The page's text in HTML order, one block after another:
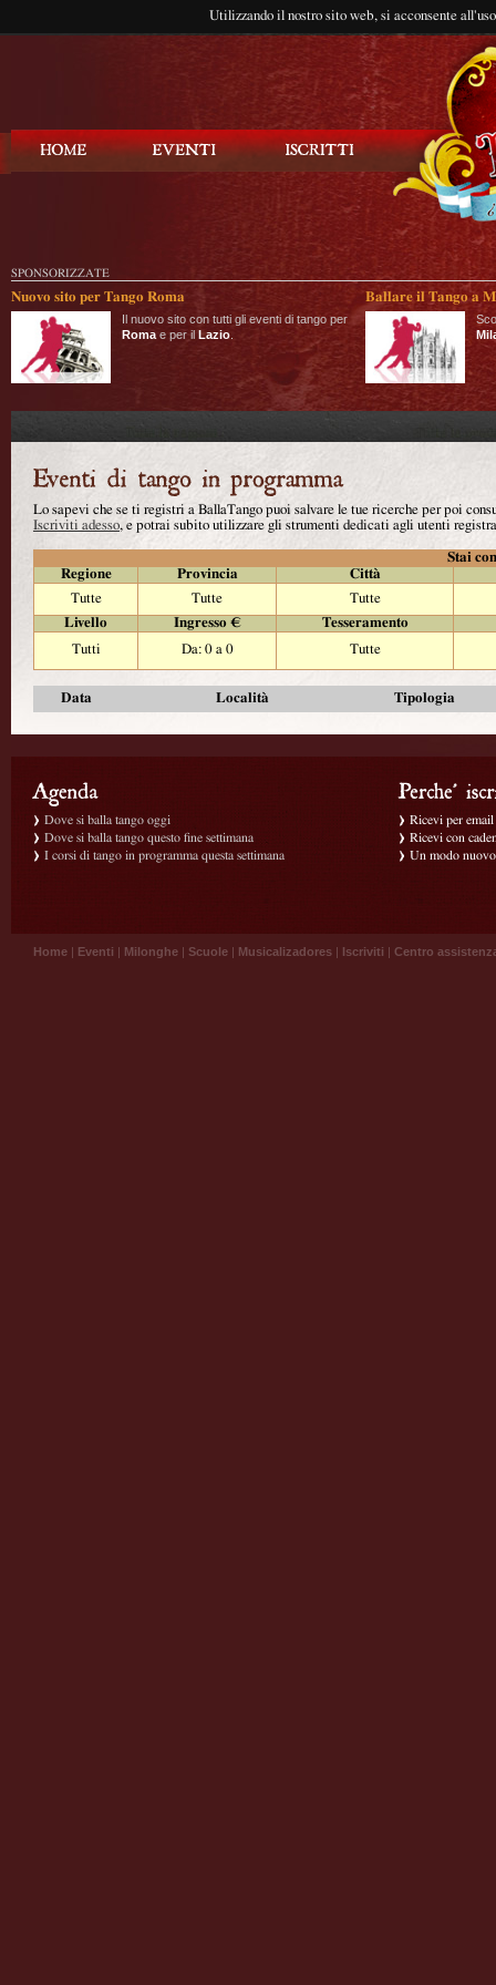
Utilizzando il nostro sito web, si acconsente
SPONSORIZZATE
Nuovo sito per Tango Roma
Il nuovo sito con tutti gli eventi di tango per
Roma e per il Lazio
Ballare il Tango a
Lo sapevi che se ti registri a BallaTango puoi salvare le tue ricerche per poi
Iscriviti adesso, e potrai subito utilizzare gli strumenti dedicati agli utenti
Stai
Regione
Provincia
Città
Tutte
Tutte
Tutte
Livello
Ingresso €
Tesseramento
Tutti
Da: 0 a 0 Tutte
Data Località Tipologia
Dove si balla tango oggi
Dove si balla tango questo fine settimana
I corsi di tango in programma questa settimana
Ricevi per
Ricevi con
Un modo
Home | Eventi | Milonghe | Scuole | Musicalizadores | Iscriviti | Centro